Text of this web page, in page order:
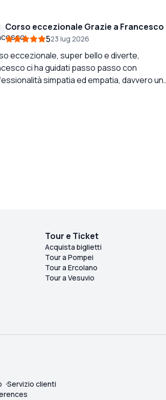
Corso eccezionale Grazie a Francesco
523 lug 2026
eccezionale, super bello e diverte,
ci ha guidati passo passo con
simpatia ed empatia, davvero un
Tour e Ticket
Acquista biglietti
Tour a Pompei
Tour a Ercolano
Tour a Vesuvio
Servizio clienti